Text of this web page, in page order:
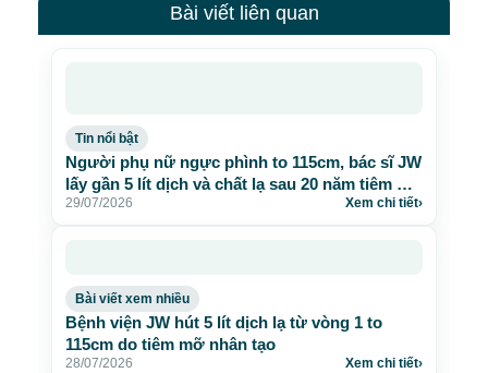
Bài viết liên quan
Tin nổi bật
Người phụ nữ ngực phình to 115cm, bác sĩ JW
lấy gần 5 lít dịch và chất lạ sau 20 năm tiêm mỡ
nhân tạo
29/07/2026 Xem chi tiết›
Bài viết xem nhiều
Bệnh viện JW hút 5 lít dịch lạ từ vòng 1 to
115cm do tiêm mỡ nhân tạo
28/07/2026 Xem chi tiết›